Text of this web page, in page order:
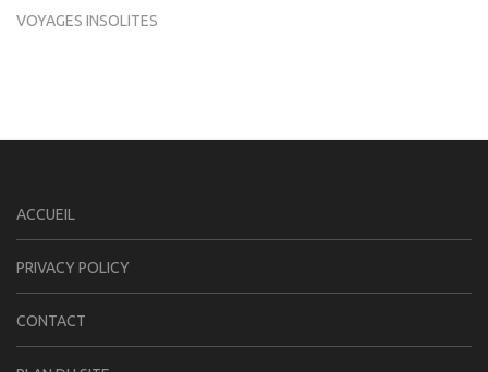
VOYAGES INSOLITES
ACCUEIL
PRIVACY POLICY
CONTACT